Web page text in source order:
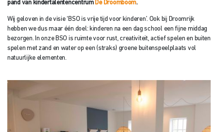
pand van kindertalentencentrum De Droomboom.
Wij geloven in de visie ‘BSO is vrije tijd voor kinderen’. Ook bij Droomrijk
hebben we dus maar één doel: kinderen na een dag school een fijne middag
bezorgen. In onze BSO is ruimte voor rust, creativiteit, actief spelen en buiten
spelen met zand en water op een (straks) groene buitenspeelplaats vol
natuurlijke elementen.